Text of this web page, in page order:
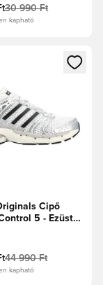
30 990 Ft
kapható
vagy a tagként
egy modált a
Cipő
5 - Ezüst
44 990 Ft
kapható